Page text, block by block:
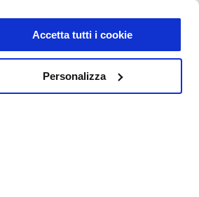
Accetta tutti i cookie
Personalizza
0 0
BLOG